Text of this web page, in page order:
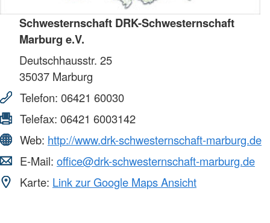
Schwesternschaft DRK-Schwesternschaft
Marburg e.V.
Deutschhausstr. 25
35037 Marburg
Telefon: 06421 60030
Telefax: 06421 6003142
Web: http://www.drk-schwesternschaft-marburg.de
E-Mail: office@drk-schwesternschaft-marburg.de
Karte: Link zur Google Maps Ansicht